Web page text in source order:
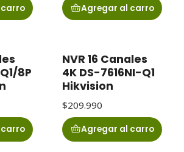
Agregar al carro
8P
NVR 16 Canales
4K DS-7616NI-Q1
Hikvision
$209.990
Agregar al carro